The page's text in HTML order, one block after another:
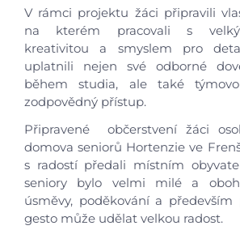
Úvod
Aktuálně
V rámci projektu žáci připravili
na kterém pracovali s
kreativitou a smyslem pro
uplatnili nejen své odborné
během studia, ale také
zodpovědný přístup.
Připravené občerstvení žáci
domova seniorů Hortenzie ve
s radostí předali místním
seniory bylo velmi milé a
úsměvy, poděkování a
gesto může udělat velkou radost.